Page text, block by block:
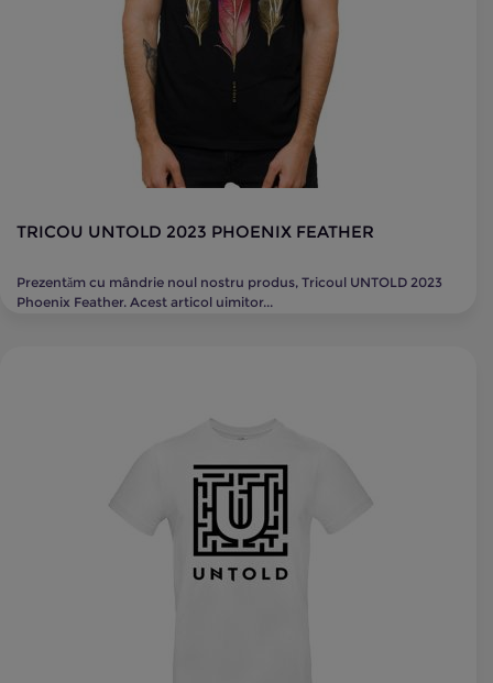
TRICOU UNTOLD 2023 PHOENIX FEATHER
Prezentăm cu mândrie noul nostru produs, Tricoul UNTOLD 2023
Phoenix Feather. Acest articol uimitor...